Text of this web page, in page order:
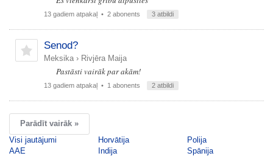
13 gadiem atpakaļ • 2 abonents 3 atbildi
Senod?
Meksika › Rivjēra Maija
Pastāsti vairāk par akām!
13 gadiem atpakaļ • 1 abonents 2 atbildi
Parādīt vairāk »
Visi jautājumi
AAE
Horvātija
Indija
Polija
Spānija